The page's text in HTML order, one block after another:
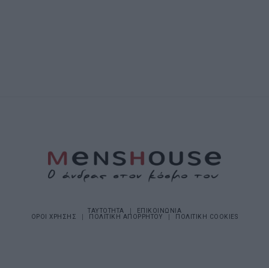
ΤΑΥΤΟΤΗΤΑ
ΕΠΙΚΟΙΝΩΝΙΑ
ΟΡΟΙ ΧΡΗΣΗΣ
ΠΟΛΙΤΙΚΗ ΑΠΟΡΡΗΤΟΥ ΠΟΛΙΤΙΚΗ COOKIES